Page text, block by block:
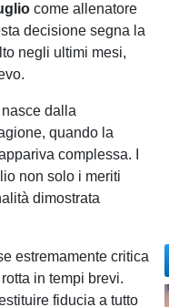
come allenatore
decisione segna la
negli ultimi mesi,
dalla
quando la
complessa. I
non solo i meriti
dimostrata
estremamente critica
in tempi brevi.
fiducia a tutto